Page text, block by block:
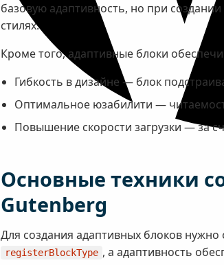
базовую адаптивность, но при
стилях.
Кроме того, адаптивные блоки
Гибкость в дизайне — блок
Оптимальное юзабилити —
Повышение скорости загрузки — за
Основные техники
Gutenberg
Для создания адаптивных блоков нужно
registerBlockType , а адаптивность